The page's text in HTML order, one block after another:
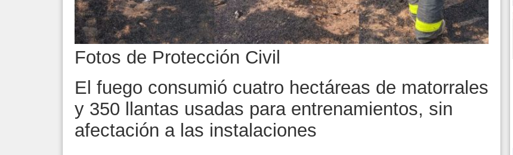
Fotos de Protección Civil
El fuego consumió cuatro hectáreas de matorrales
y 350 llantas usadas para entrenamientos, sin
afectación a las instalaciones